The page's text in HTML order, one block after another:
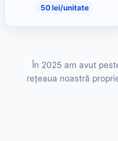
50 lei/unitate
În 2025 am avut
rețeaua noastră